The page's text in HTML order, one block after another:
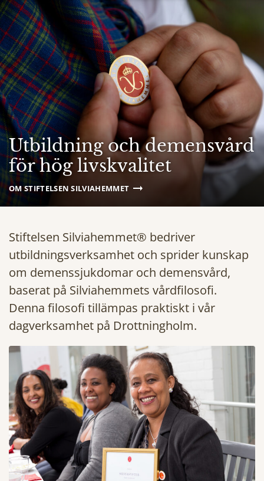
Utbildning och demensvård
för hög livskvalitet
OM STIFTELSEN SILVIAHEMMET
Stiftelsen Silviahemmet® bedriver
utbildningsverksamhet och sprider kunskap
om demenssjukdomar och demensvård,
baserat på Silviahemmets vårdfilosofi.
Denna filosofi tillämpas praktiskt i vår
dagverksamhet på Drottningholm.